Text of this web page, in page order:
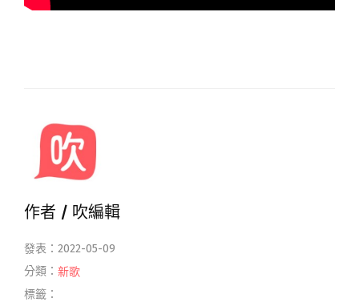
作者 / 吹編輯
發表：2022-05-09
分類： 新歌
標籤：